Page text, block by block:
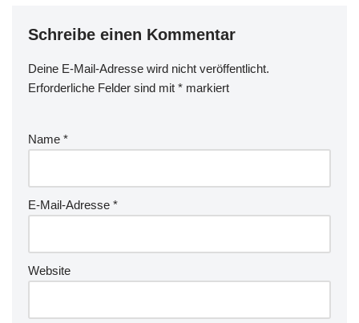
Schreibe einen Kommentar
Deine E-Mail-Adresse wird nicht veröffentlicht.
Erforderliche Felder sind mit * markiert
Name *
E-Mail-Adresse *
Website